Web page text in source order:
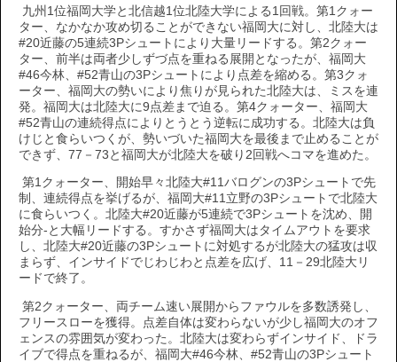
九州1位福岡大学と北信越1位北陸大学による1回戦。第1クォー
ター、なかなか攻め切ることができない福岡大に対し、北陸大は
#20近藤の5連続3Pシュートにより大量リードする。第2クォー
ター、前半は両者少しずづ点を重ねる展開となったが、福岡大
#46今林、#52青山の3Pシュートにより点差を縮める。第3クォ
ーター、福岡大の勢いにより焦りが見られた北陸大は、ミスを連
発。福岡大は北陸大に9点差まで迫る。第4クォーター、福岡大
#52青山の連続得点によりとうとう逆転に成功する。北陸大は負
けじと食らいつくが、勢いづいた福岡大を最後まで止めることが
できず、77－73と福岡大が北陸大を破り2回戦へコマを進めた。
第1クォーター、開始早々北陸大#11バログンの3Pシュートで先
制、連続得点を挙げるが、福岡大#11立野の3Pシュートで北陸大
に食らいつく。北陸大#20近藤が5連続で3Pシュートを沈め、開
始分‐と大幅リードする。すかさず福岡大はタイムアウトを要求
し、北陸大#20近藤の3Pシュートに対処するが北陸大の猛攻は収
まらず、インサイドでじわじわと点差を広げ、11－29北陸大リ
ードで終了。
第2クォーター、両チーム速い展開からファウルを多数誘発し、
フリースローを獲得。点差自体は変わらないが少し福岡大のオフ
ェンスの雰囲気が変わった。北陸大は変わらずインサイド、ドラ
イブで得点を重ねるが、福岡大#46今林、#52青山の3Pシュート